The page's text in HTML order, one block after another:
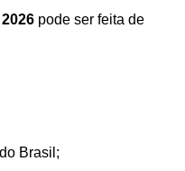
pode ser feita de
Brasil;